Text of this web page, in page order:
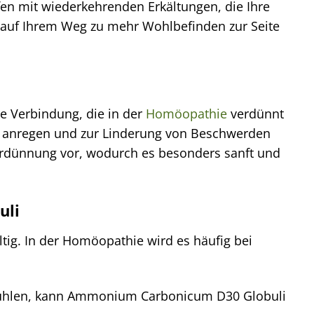
mit wiederkehrenden Erkältungen, die Ihre
Ihrem Weg zu mehr Wohlbefinden zur Seite
Verbindung, die in der Homöopathie verdünnt
und zur Linderung von Beschwerden
vor, wodurch es besonders sanft und
In der Homöopathie wird es häufig bei
kann Ammonium Carbonicum D30 Globuli